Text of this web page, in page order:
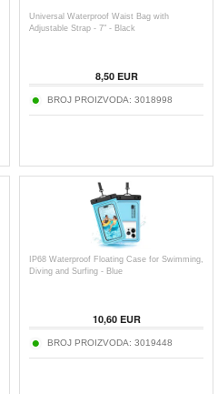
Universal Waterproof Waist Bag with
Adjustable Strap - 7" - Black
8,50EUR
BROJ PROIZVODA: 3018998
IP68 Waterproof Floating Case for Swimming,
Diving and Surfing - Blue
10,60EUR
BROJ PROIZVODA: 3019448